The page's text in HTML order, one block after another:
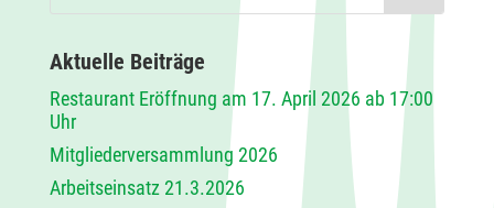
Aktuelle Beiträge
Restaurant Eröffnung am 17. April 2026 ab 17:00
Uhr
Mitgliederversammlung 2026
Arbeitseinsatz 21.3.2026